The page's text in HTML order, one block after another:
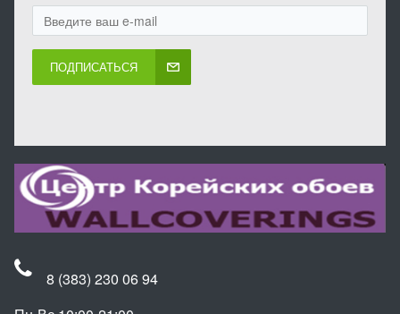
ПОДПИСАТЬСЯ
8 (383) 230 06 94